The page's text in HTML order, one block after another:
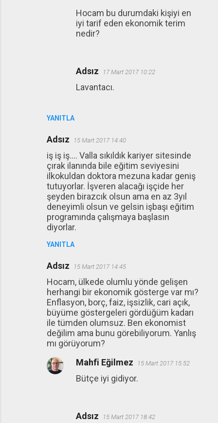
YANITLA
Hocam bu durumdaki kişiyi en
iyi tarif eden ekonomik terim
nedir?
Adsız 17 Mart 2017 10:22
Lavantacı.
Adsız 15 Mart 2017 14:40
iş iş iş.... Valla sıkıldık kariyer sitesinde
çırak ilanında bile eğitim seviyesini
ilkokuldan doktora mezuna kadar geniş
tutuyorlar. İşveren alacağı işçide her
şeyden birazcık olsun ama en az 3yıl
deneyimli olsun ve gelsin işbaşı eğitim
programında çalışmaya başlasın
diyorlar.
YANITLA
Adsız 15 Mart 2017 14:45
Hocam, ülkede olumlu yönde gelişen
herhangi bir ekonomik gösterge var mı?
Enflasyon, borç, faiz, işsizlik, cari açık,
büyüme göstergeleri gördüğüm kadarı
ile tümden olumsuz. Ben ekonomist
değilim ama bunu görebiliyorum. Yanlış
mı görüyorum?
Mahfi Eğilmez 15 Mart 2017 15:52
Bütçe iyi gidiyor.
Adsız 15 Mart 2017 18:42